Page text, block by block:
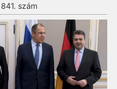
szám